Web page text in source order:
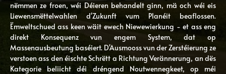
nëmmen ze froen, wéi Déieren behandelt ginn, mä och wéi eis
Liewensmëttelwahlen d'Zukunft vum Planéit beaflossen.
Ëmweltschued ass keen wäit ewech Niewewierkung - et ass eng
direkt Konsequenz vun engem System, dat op
Massenausbeutung baséiert. D'Ausmooss vun der Zerstéierung ze
verstoen ass den éischte Schrëtt a Richtung Verännerung, an dës
Kategorie beliicht déi dréngend Noutwennegkeet, op méi